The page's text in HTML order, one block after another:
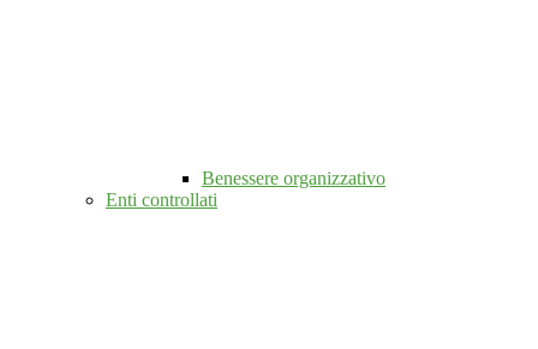
Benessere organizzativo
Enti controllati